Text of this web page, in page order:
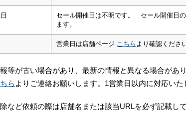
セール開催日は不明です。 セール開催日
ます。
営業日は店舗ページ こちら より確認ください
等が古い場合があり、最新の情報と異なる場合があ
ら よりご連絡お願いします。1営業日以内に対応いた
など依頼の際は店舗名または該当URLを必ず記載して